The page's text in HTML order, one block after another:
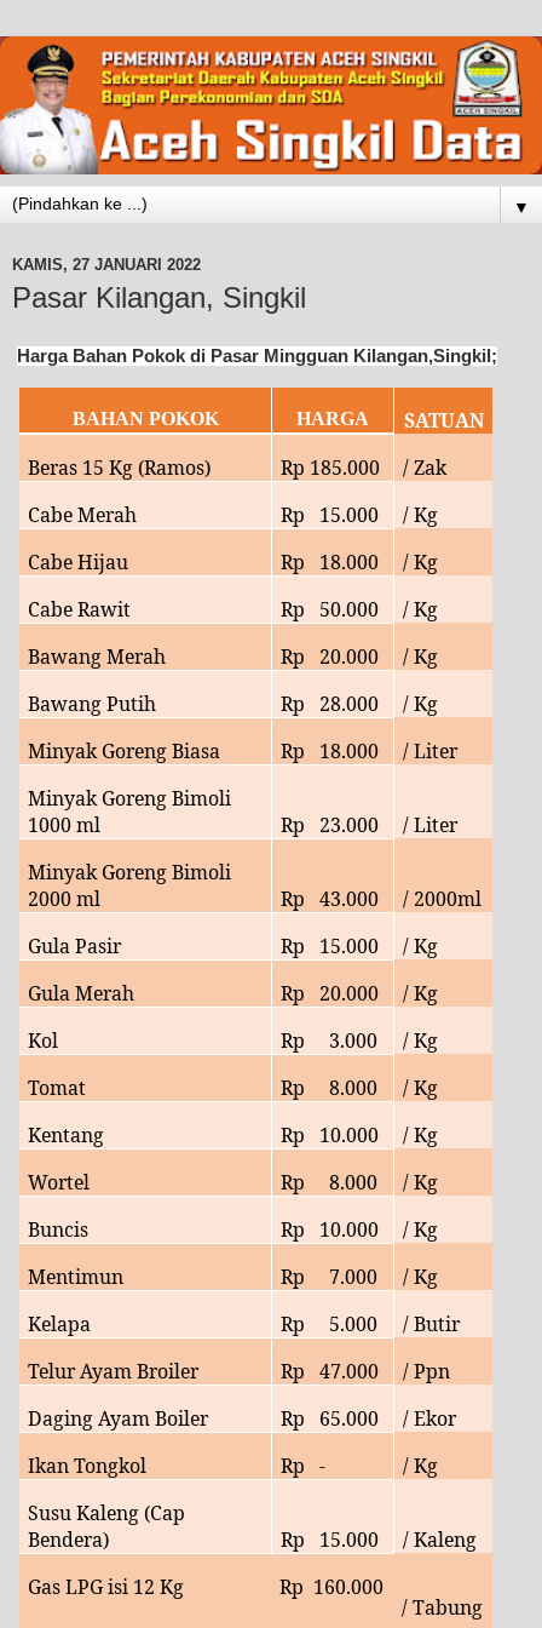
▼
KAMIS, 27 JANUARI 2022
Pasar Kilangan, Singkil
Harga Bahan Pokok di Pasar Mingguan Kilangan,Singkil;
BAHAN POKOK HARGA
SATUAN
Beras 15 Kg (Ramos)
Rp 185.000
/ Zak
Cabe Merah
Rp 15.000
/ Kg
Cabe Hijau
Rp 18.000
/ Kg
Cabe Rawit
Rp 50.000
/ Kg
Bawang Merah
Rp 20.000
/ Kg
Bawang Putih
Rp 28.000
/ Kg
Minyak Goreng Biasa
Rp 18.000
/ Liter
Minyak Goreng Bimoli
1000 ml
Rp 23.000
/ Liter
Minyak Goreng Bimoli
2000 ml
Rp 43.000
/ 2000ml
Gula Pasir
Rp 15.000
/ Kg
Gula Merah
Rp 20.000
/ Kg
Kol
Rp 3.000
/ Kg
Tomat
Rp 8.000
/ Kg
Kentang
Rp 10.000
/ Kg
Wortel
Rp 8.000
/ Kg
Buncis
Rp 10.000
/ Kg
Mentimun
Rp 7.000
/ Kg
Kelapa
Rp 5.000
/ Butir
Telur Ayam Broiler
Rp 47.000
/ Ppn
Daging Ayam Boiler
Rp 65.000
/ Ekor
Ikan Tongkol
Rp -
/ Kg
Susu Kaleng (Cap
Bendera)
Rp 15.000
/ Kaleng
Gas LPG isi 12 Kg
Rp 160.000
/ Tabung